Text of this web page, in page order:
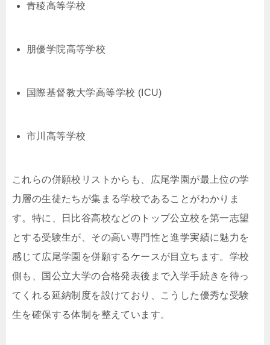
青稜高等学校
朋優学院高等学校
国際基督教大学高等学校 (ICU)
市川高等学校
これらの併願校リストからも、広尾学園が最上位の学
力層の生徒たちが集まる学校であることがわかりま
す。特に、日比谷高校などのトップ公立校を第一志望
とする受験生が、その高い専門性と進学実績に魅力を
感じて広尾学園を併願するケースが目立ちます。学校
側も、国公立大学の合格発表後まで入学手続きを待っ
てくれる延納制度を設けており、こうした優秀な受験
生を確保する体制を整えています。